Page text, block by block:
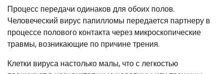
Процесс передачи одинаков для обоих полов.
Человеческий вирус папилломы передается партнеру в
процессе полового контакта через микроскопические
травмы, возникающие по причине трения.
Клетки вируса настолько малы, что с легкостью